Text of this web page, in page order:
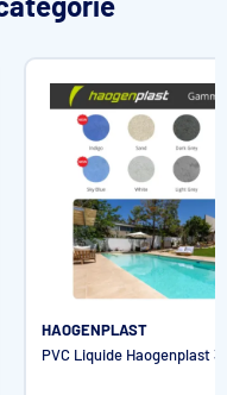
HAOGENPLAST
PVC Liquide Haogenplast